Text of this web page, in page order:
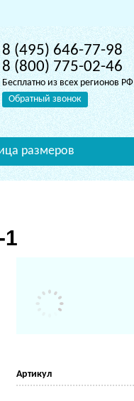
8 (495) 646-77-98
8 (800) 775-02-46
Бесплатно из всех регионов РФ
Обратный звонок
размеров
1
Артикул